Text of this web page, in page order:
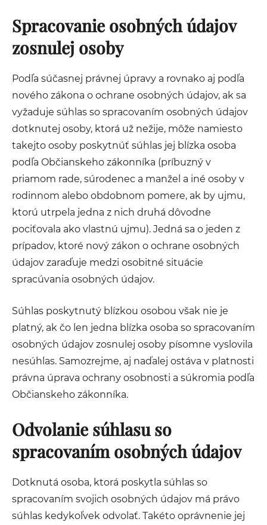
Spracovanie osobných údajov
zosnulej osoby
Podľa súčasnej právnej úpravy a rovnako aj podľa
nového zákona o ochrane osobných údajov, ak sa
vyžaduje súhlas so spracovaním osobných údajov
dotknutej osoby, ktorá už nežije, môže namiesto
takejto osoby poskytnúť súhlas jej blízka osoba
podľa Občianskeho zákonníka (príbuzný v
priamom rade, súrodenec a manžel a iné osoby v
rodinnom alebo obdobnom pomere, ak by ujmu,
ktorú utrpela jedna z nich druhá dôvodne
pociťovala ako vlastnú ujmu). Jedná sa o jeden z
prípadov, ktoré nový zákon o ochrane osobných
údajov zaraďuje medzi osobitné situácie
spracúvania osobných údajov.
Súhlas poskytnutý blízkou osobou však nie je
platný, ak čo len jedna blízka osoba so spracovaním
osobných údajov zosnulej osoby písomne vyslovila
nesúhlas. Samozrejme, aj naďalej ostáva v platnosti
právna úprava ochrany osobnosti a súkromia podľa
Občianskeho zákonníka.
Odvolanie súhlasu so
spracovaním osobných údajov
Dotknutá osoba, ktorá poskytla súhlas so
spracovaním svojich osobných údajov má právo
súhlas kedykoľvek odvolať. Takéto oprávnenie jej